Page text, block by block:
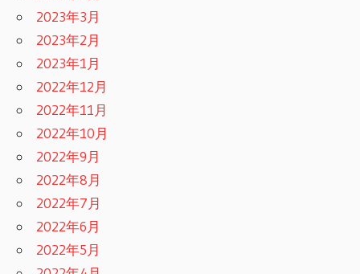
2023年3月
2023年2月
2023年1月
2022年12月
2022年11月
2022年10月
2022年9月
2022年8月
2022年7月
2022年6月
2022年5月